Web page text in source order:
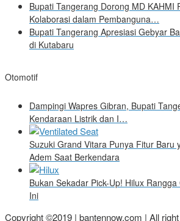
Bupati Tangerang Dorong MD KAHMI
Kolaborasi dalam Pembanguna…
Bupati Tangerang Apresiasi Gebyar
di Kutabaru
Otomotif
Dampingi Wapres Gibran, Bupati
Kendaraan Listrik dan I…
Suzuki Grand Vitara Punya Fitur Baru
Adem Saat Berkendara
Bukan Sekadar Pick-Up! Hilux
Ini
Copyright ©2019 | bantennow.com | All